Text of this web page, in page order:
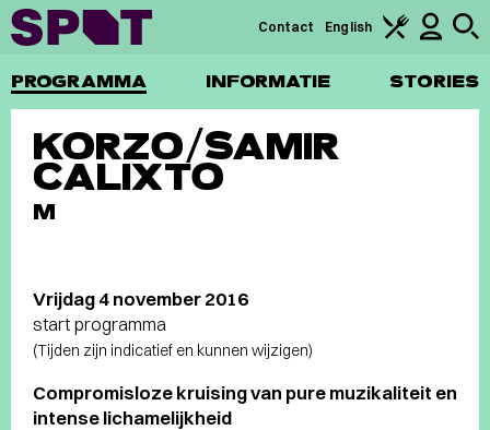
PROGRAMMA INFORMATIE STORIES
Contact English
KORZO/SAMIR
CALIXTO
M
Vrijdag 4 november 2016
start programma
(Tijden zijn indicatief en kunnen wijzigen)
Compromisloze kruising van pure muzikaliteit en
intense lichamelijkheid